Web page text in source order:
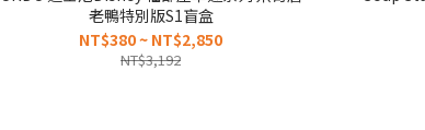
老鴨特別版S1盲盒
NT$380 ~ NT$2,850
NT$3,192